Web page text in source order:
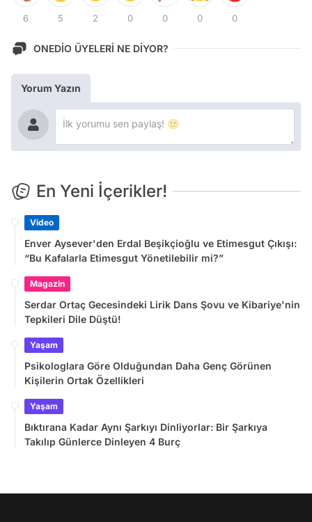
6 5 2 0 0 0 0
ONEDİO ÜYELERİ NE DİYOR?
Yorum Yazın
En Yeni İçerikler!
Video
Enver Aysever'den Erdal Beşikçioğlu ve Etimesgut Çıkışı:
“Bu Kafalarla Etimesgut Yönetilebilir mi?”
Magazin
Serdar Ortaç Gecesindeki Lirik Dans Şovu ve Kibariye'nin
Tepkileri Dile Düştü!
Yaşam
Psikologlara Göre Olduğundan Daha Genç Görünen
Kişilerin Ortak Özellikleri
Yaşam
Bıktırana Kadar Aynı Şarkıyı Dinliyorlar: Bir Şarkıya
Takılıp Günlerce Dinleyen 4 Burç